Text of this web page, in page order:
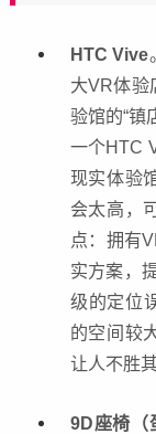
HTC Vive
大VR体验
验馆的“镇
一个HTC
现实体验
会太高，
点：拥有
实方案，
级的定位
的空间较
让人不胜
9D座椅（